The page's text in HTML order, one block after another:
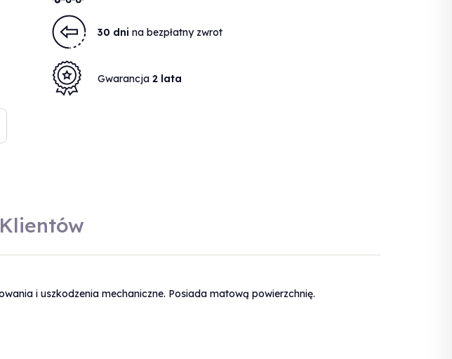
30 dni na bezpłatny zwrot
Gwarancja2 lata
i uszkodzenia mechaniczne. Posiada matową powierzchnię.